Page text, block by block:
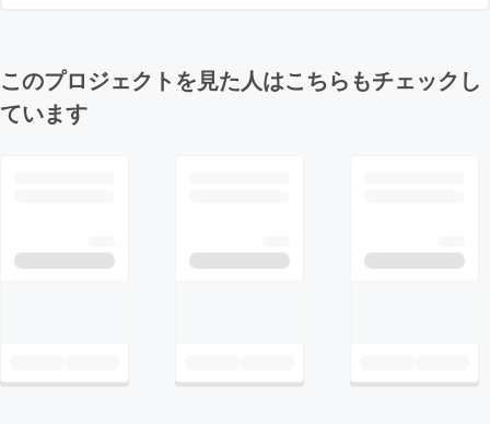
このプロジェクトを見た人はこちらもチェックし
ています